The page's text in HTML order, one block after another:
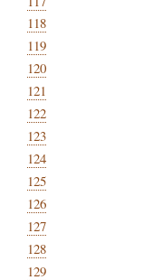
118
119
120
121
122
123
124
125
126
127
128
129